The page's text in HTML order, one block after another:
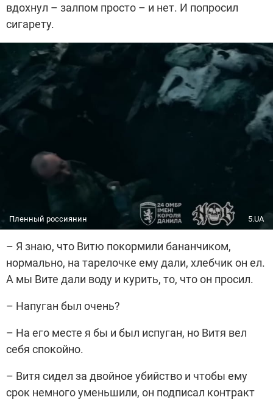
вдохнул – залпом просто – и нет. И попросил
сигарету.
Пленный россиянин 5.UA
– Я знаю, что Витю покормили бананчиком,
нормально, на тарелочке ему дали, хлебчик он ел.
А мы Вите дали воду и курить, то, что он просил.
– Напуган был очень?
– На его месте я бы и был испуган, но Витя вел
себя спокойно.
– Витя сидел за двойное убийство и чтобы ему
срок немного уменьшили, он подписал контракт